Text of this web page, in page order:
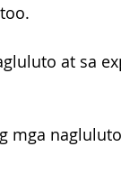
at sa
mga